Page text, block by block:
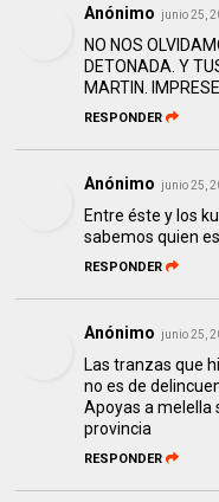
Anónimo junio 25,
NO NOS
DETONADA. Y
MARTIN.
RESPONDER
Anónimo junio 25,
Entre éste y los
sabemos quien
RESPONDER
Anónimo junio 25,
Las tranzas que
no es de
Apoyas a melella
provincia
RESPONDER